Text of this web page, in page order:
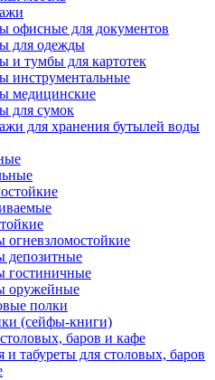
офисные для документов
для одежды
и тумбы для картотек
инструментальные
медицинские
для сумок
для хранения бутылей воды
депозитные
гостиничные
оружейные
полки
(сейфы-книги)
баров и кафе
и табуреты для столовых, баров